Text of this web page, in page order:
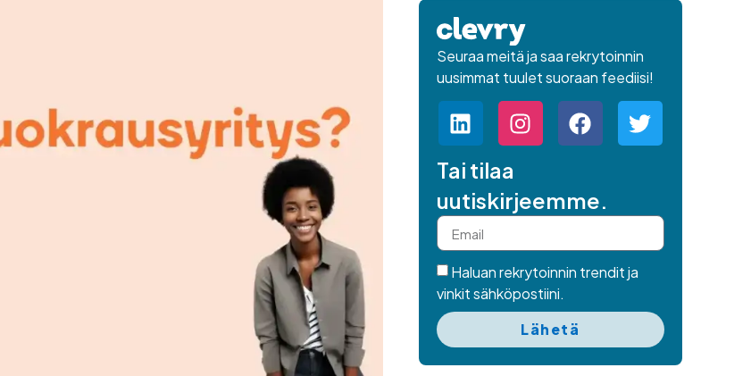
Seuraa meitä ja saa rekrytoinnin
uusimmat tuulet suoraan feediisi!
Tai tilaa
uutiskirjeemme.
Haluan rekrytoinnin trendit ja
vinkit sähköpostiini.
Lähetä